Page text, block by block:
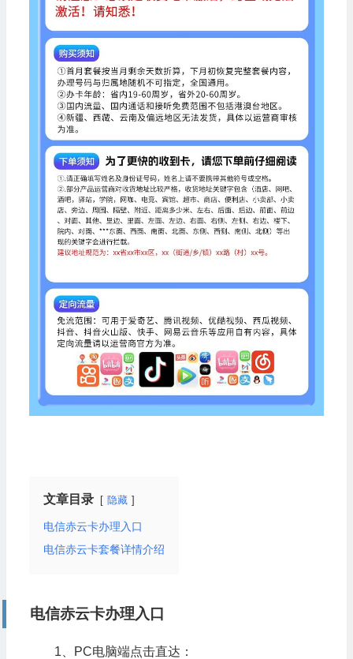
文章目录 隐藏
电信赤云卡办理入口
电信赤云卡套餐详情介绍
电信赤云卡办理入口
1、PC电脑端点击直达：